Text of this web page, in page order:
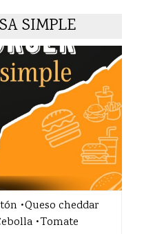
SIMPLE
•Queso cheddar
•Tomate